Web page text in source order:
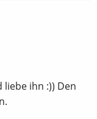
liebe ihn :)) Den